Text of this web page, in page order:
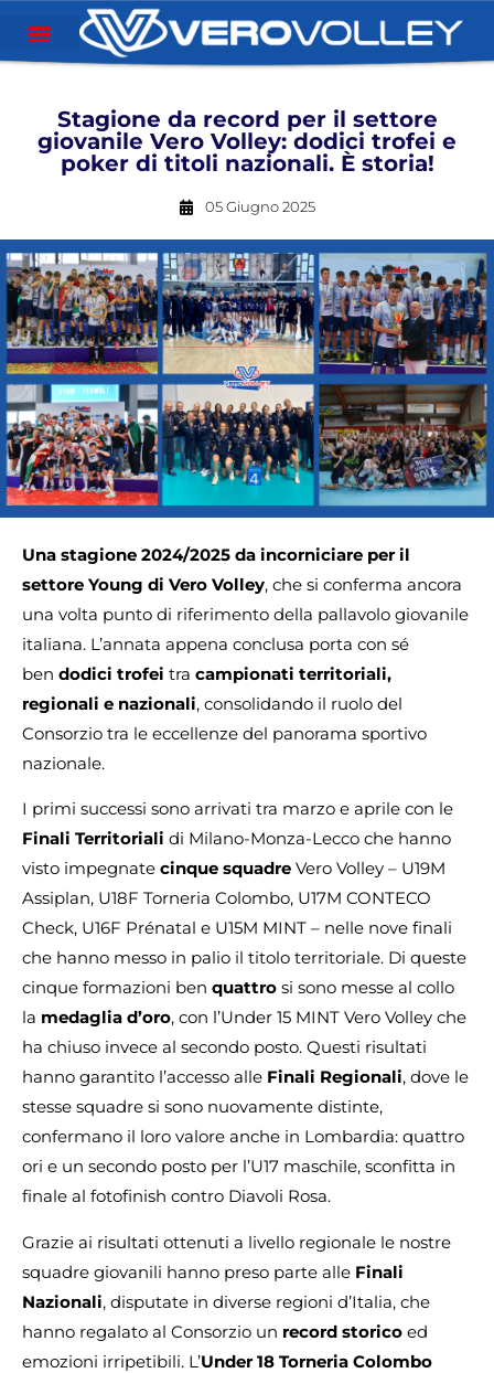
Stagione da record per il settore
giovanile Vero Volley: dodici trofei e
poker di titoli nazionali. È storia!
05 Giugno 2025
Una stagione 2024/2025 da incorniciare per il
settore Young di Vero Volley, che si conferma ancora
una volta punto di riferimento della pallavolo giovanile
italiana. L’annata appena conclusa porta con sé
ben dodici trofei tra campionati territoriali,
regionali e nazionali, consolidando il ruolo del
Consorzio tra le eccellenze del panorama sportivo
nazionale.
I primi successi sono arrivati tra marzo e aprile con le
Finali Territoriali di Milano-Monza-Lecco che hanno
visto impegnate cinque squadre Vero Volley – U19M
Assiplan, U18F Torneria Colombo, U17M CONTECO
Check, U16F Prénatal e U15M MINT – nelle nove finali
che hanno messo in palio il titolo territoriale. Di queste
cinque formazioni ben quattro si sono messe al collo
la medaglia d’oro, con l’Under 15 MINT Vero Volley che
ha chiuso invece al secondo posto. Questi risultati
hanno garantito l’accesso alle Finali Regionali, dove le
stesse squadre si sono nuovamente distinte,
confermano il loro valore anche in Lombardia: quattro
ori e un secondo posto per l’U17 maschile, sconfitta in
finale al fotofinish contro Diavoli Rosa.
Grazie ai risultati ottenuti a livello regionale le nostre
squadre giovanili hanno preso parte alle Finali
Nazionali, disputate in diverse regioni d’Italia, che
hanno regalato al Consorzio un record storico ed
emozioni irripetibili. L’Under 18 Torneria Colombo